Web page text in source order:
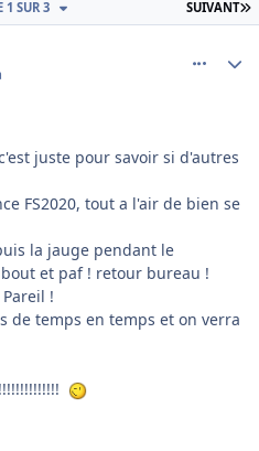
SUIVANT
1 SUR 3
juste pour savoir si d'autres
FS2020, tout a l'air de bien se
la jauge pendant le
et paf ! retour bureau !
!
de temps en temps et on verra